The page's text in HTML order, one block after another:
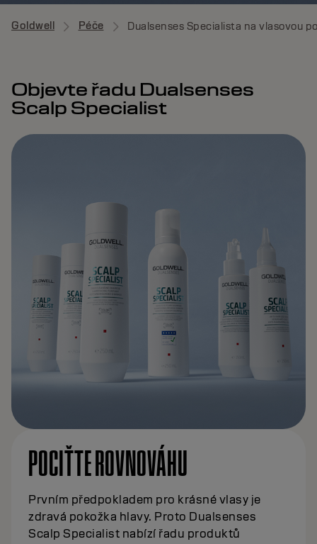
Goldwell Péče Dualsenses Specialista na vlasovou
Objevte řadu Dualsenses
Scalp Specialist
POCIŤTE ROVNOVÁHU
Prvním předpokladem pro krásné vlasy je
zdravá pokožka hlavy. Proto Dualsenses
Scalp Specialist nabízí řadu produktů